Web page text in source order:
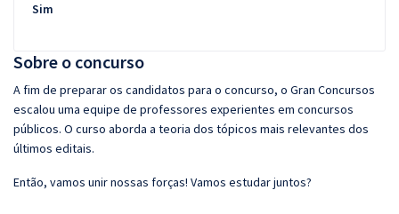
Sobre o concurso
A fim de preparar os candidatos para o concurso, o Gran Concursos
escalou uma equipe de professores experientes em concursos
públicos. O curso aborda a teoria dos tópicos mais relevantes dos
últimos editais.
Então, vamos unir nossas forças! Vamos estudar juntos?
Sim